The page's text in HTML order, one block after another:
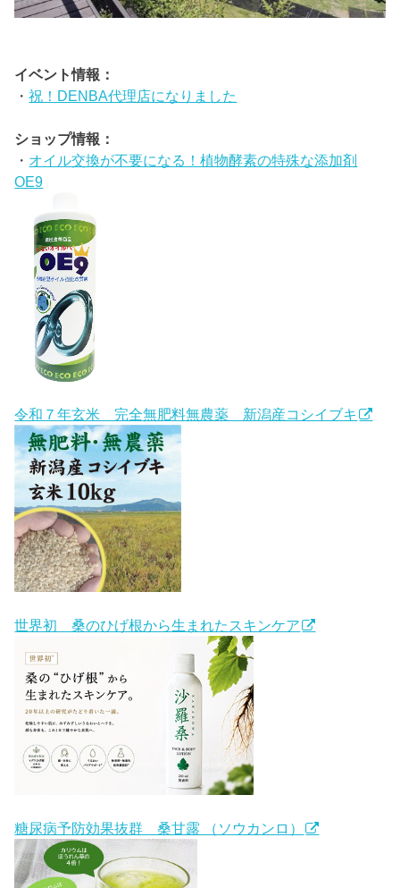
イベント情報：
・祝！DENBA代理店になりました
ショップ情報：
・ オイル交換が不要になる！植物酵素の特殊な添加剤
OE9
令和７年玄米 完全無肥料無農薬 新潟産コシイブキ
世界初 桑のひげ根から生まれたスキンケア
糖尿病予防効果抜群 桑甘露 （ソウカンロ）